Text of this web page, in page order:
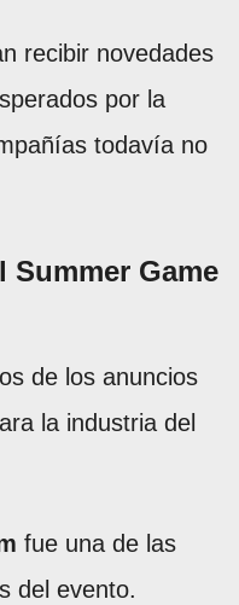
recibir novedades
por la
todavía no
Summer Game
de los anuncios
la industria del
fue una de las
del evento.